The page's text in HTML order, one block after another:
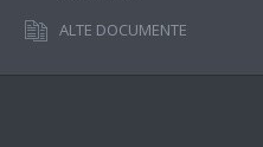
ALTE DOCUMENTE